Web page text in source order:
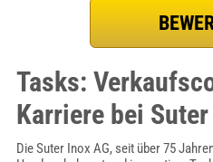
Tasks:
Karriere bei
Die Suter Inox AG, seit über 75